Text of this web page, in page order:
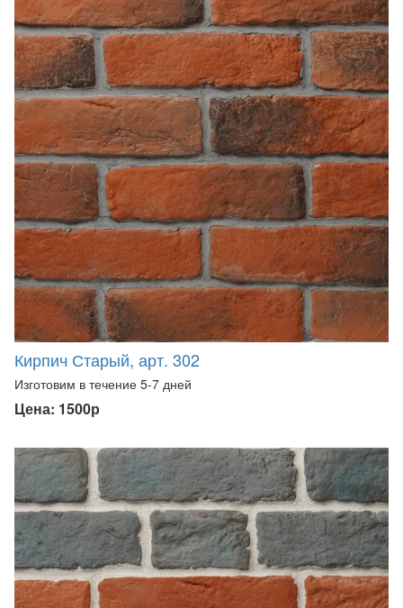
Кирпич Старый, арт. 302
Изготовим в течение 5-7 дней
Цена: 1500р